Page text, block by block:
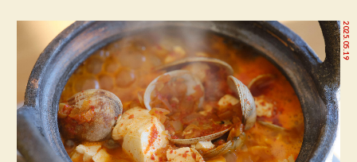
2025.05.19